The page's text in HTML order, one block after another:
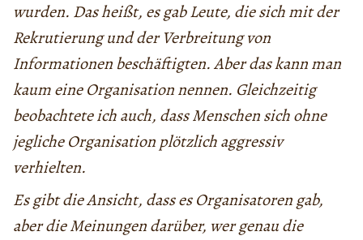
wurden. Das heißt, es gab Leute, die sich mit der
Rekrutierung und der Verbreitung von
Informationen beschäftigten. Aber das kann man
kaum eine Organisation nennen. Gleichzeitig
beobachtete ich auch, dass Menschen sich ohne
jegliche Organisation plötzlich aggressiv
verhielten.
Es gibt die Ansicht, dass es Organisatoren gab,
aber die Meinungen darüber, wer genau die